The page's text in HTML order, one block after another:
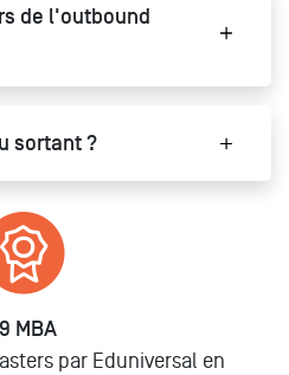
de l'outbound
sortant ?
MBA
par Eduniversal en